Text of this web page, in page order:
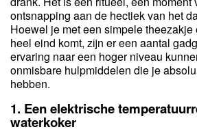
ontsnapping aan de hectiek van het
Hoewel je met een simpele theezakje
heel eind komt, zijn er een aantal
ervaring naar een hoger niveau
onmisbare hulpmiddelen die je
hebben.
1. Een elektrische
waterkoker